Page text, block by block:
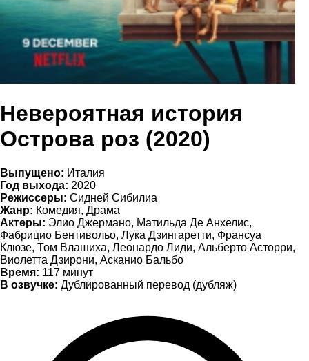
Невероятная история
Острова роз (2020)
Выпущено: Италия
Год выхода: 2020
Режиссеры: Сидней Сибилиа
Жанр: Комедия, Драма
Актеры: Элио Джермано, Матильда Де Анхелис,
Фабрицио Бентивольо, Лука Дзингаретти, Франсуа
Клюзе, Том Влашиха, Леонардо Лиди, Альберто Асторри,
Виолетта Дзирони, Асканио Бальбо
Время: 117 минут
В озвучке: Дублированный перевод (дубляж)